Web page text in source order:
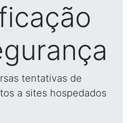
tentativas de
a sites hospedados